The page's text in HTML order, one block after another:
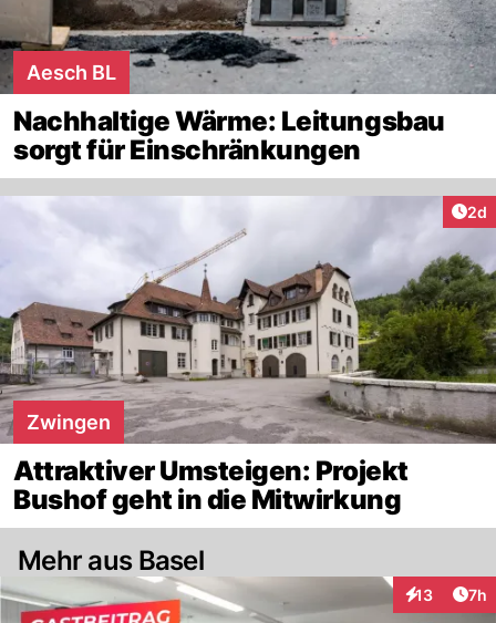
Aesch BL
Nachhaltige Wärme: Leitungsbau
sorgt für Einschränkungen
2d
Zwingen
Attraktiver Umsteigen: Projekt
Bushof geht in die Mitwirkung
Mehr aus Basel
13 7h